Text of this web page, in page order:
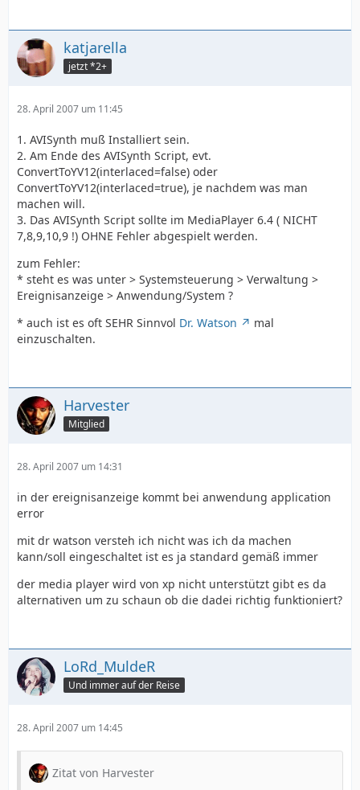
katjarella
jetzt *2+
28. April 2007 um 11:45
1. AVISynth muß Installiert sein.
2. Am Ende des AVISynth Script, evt.
ConvertToYV12(interlaced=false) oder
ConvertToYV12(interlaced=true), je nachdem was man
machen will.
3. Das AVISynth Script sollte im MediaPlayer 6.4 ( NICHT
7,8,9,10,9 !) OHNE Fehler abgespielt werden.
zum Fehler:
* steht es was unter > Systemsteuerung > Verwaltung >
Ereignisanzeige > Anwendung/System ?
* auch ist es oft SEHR Sinnvol Dr. Watson
mal
einzuschalten.
Harvester
Mitglied
28. April 2007 um 14:31
in der ereignisanzeige kommt bei anwendung application
error
mit dr watson versteh ich nicht was ich da machen
kann/soll eingeschaltet ist es ja standard gemäß immer
der media player wird von xp nicht unterstützt gibt es da
alternativen um zu schaun ob die dadei richtig funktioniert?
LoRd_MuldeR
Und immer auf der Reise
28. April 2007 um 14:45
Zitat von Harvester